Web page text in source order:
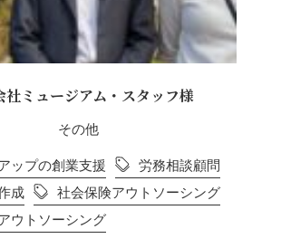
社ミュージアム・スタッフ様
その他
ップの創業支援
労務相談顧問
成
社会保険アウトソーシング
ウトソーシング